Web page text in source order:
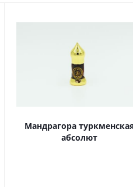
Мандрагора
абсолют